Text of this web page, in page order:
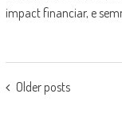
impact financiar, e
POSTS
Older posts